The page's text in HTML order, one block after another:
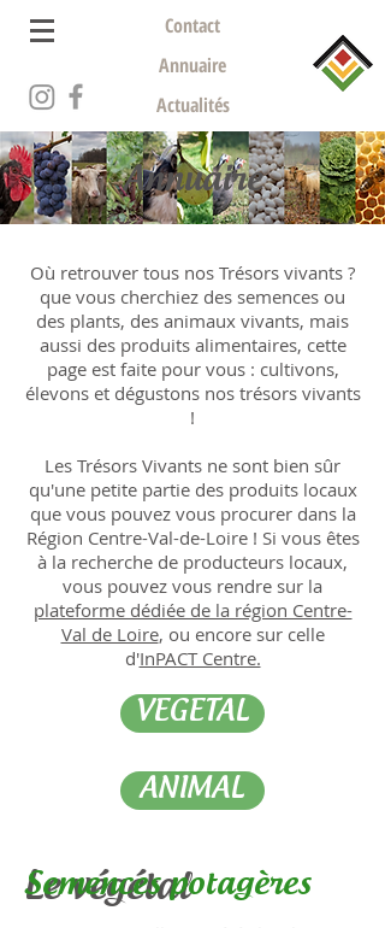
Contact
Annuaire
Actualités
Annuaire
Où retrouver tous nos Trésors vivants ?
que vous cherchiez des semences ou
des plants, des animaux vivants, mais
aussi des produits alimentaires, cette
page est faite pour vous : cultivons,
élevons et dégustons nos trésors vivants
!
Les Trésors Vivants ne sont bien sûr
qu'une petite partie des produits locaux
que vous pouvez vous procurer dans la
Région Centre-Val-de-Loire ! Si vous êtes
à la recherche de producteurs locaux,
vous pouvez vous rendre sur la
plateforme dédiée de la région Centre-
Val de Loire, ou encore sur celle
d'InPACT Centre.
VEGETAL
ANIMAL
Le végétal
Semences potagères